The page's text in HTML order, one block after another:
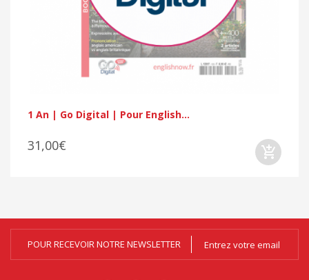
1 An | Go Digital | Pour English...
31,00€
POUR RECEVOIR NOTRE NEWSLETTER